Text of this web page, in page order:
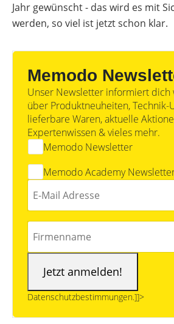
Jahr gewünscht - das wird es mit
werden, so viel ist jetzt schon klar.
Memodo
Unser Newsletter informiert dich
über Produktneuheiten, Technik-
lieferbare Waren, aktuelle
Expertenwissen & vieles mehr.
Memodo Newsletter
Memodo Academy
Datenschutzbestimmungen.]]>